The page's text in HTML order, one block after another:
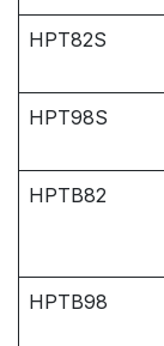
HPT82S
HPT98S
HPTB82
HPTB98